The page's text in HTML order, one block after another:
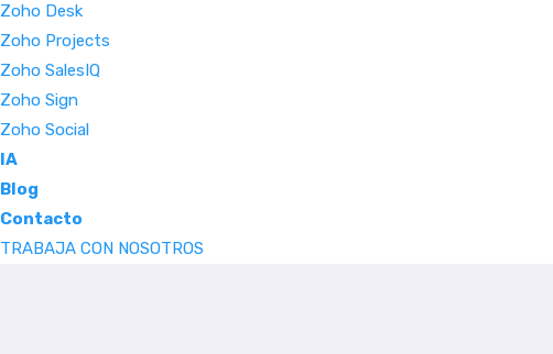
Zoho Desk
Zoho Projects
Zoho SalesIQ
Zoho Sign
Zoho Social
IA
Blog
Contacto
TRABAJA CON NOSOTROS